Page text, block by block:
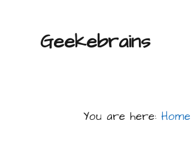
primary
primaryGeekebrains
You are here:Home